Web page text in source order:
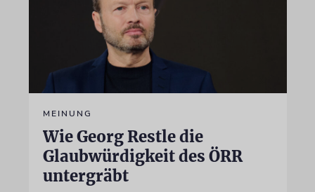
MEINUNG
Wie Georg Restle die
Glaubwürdigkeit des ÖRR
untergräbt